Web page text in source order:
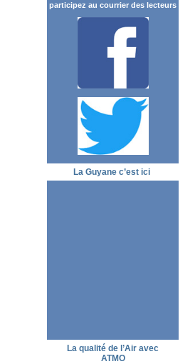
participez au courrier des lecteurs
La Guyane c’est ici
La qualité de l’Air avec
ATMO